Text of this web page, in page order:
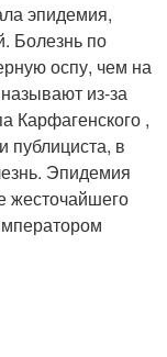
эпидемия,
Болезнь по
оспу, чем на
из-за
Карфагенского ,
публициста, в
Эпидемия
жесточайшего